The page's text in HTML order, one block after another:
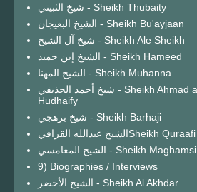
شيخ الثبيتي - Sheikh Thubaity
الشيخ البعيجان - Sheikh Bu'ayjaan
شيخ آل الشيخ - Sheikh Ale Sheikh
الشيخ إبن حميد - Sheikh Hameed
الشيخ المهنا - Sheikh Muhanna
شيخ أحمد الحذيفي - Sheikh Ahmad al
Hudhaify
شيخ برهجي - Sheikh Barhaji
الشيخ عبدالله القرافيSheikh Quraafi
الشيخ المغامسي - Sheikh Maghamsi
9) Biographies / Interviews
الشيخ الأخضر - Sheikh Al Akhdar